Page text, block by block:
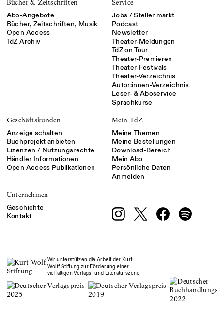
Bücher & Zeitschriften
Abo-Angebote
Bücher, Zeitschriften, Musik
Open Access
TdZ Archiv
Service
Jobs / Stellenmarkt
Podcast
Newsletter
Theater-Meldungen
TdZ on Tour
Theater-Premieren
Theater-Festivals
Theater-Verzeichnis
Autor:innen-Verzeichnis
Leser- & Aboservice
Sprachkurse
Geschäftskunden
Anzeige schalten
Buchprojekt anbieten
Lizenzen / Nutzungsrechte
Händler Informationen
Open Access Publikationen
Mein TdZ
Meine Themen
Meine Bestellungen
Download-Bereich
Mein Abo
Persönliche Daten
Anmelden
Unternehmen
Geschichte
Kontakt
Wir unterstützen die Arbeit der Kurt
Wolff Stiftung zur Förderung einer
vielfältigen Verlags- und Literaturszene